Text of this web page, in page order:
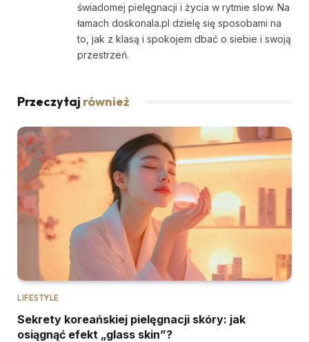
świadomej pielęgnacji i życia w rytmie slow. Na
łamach doskonala.pl dzielę się sposobami na
to, jak z klasą i spokojem dbać o siebie i swoją
przestrzeń.
Przeczytaj również
LIFESTYLE
Sekrety koreańskiej pielęgnacji skóry: jak
osiągnąć efekt „glass skin”?